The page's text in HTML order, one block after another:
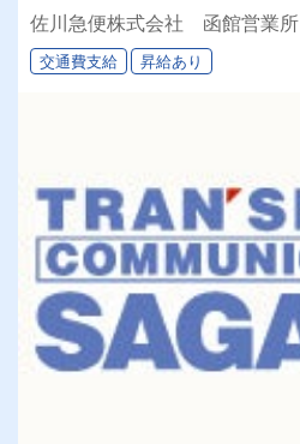
佐川急便株式会社 函館営業所
交通費支給 昇給あり